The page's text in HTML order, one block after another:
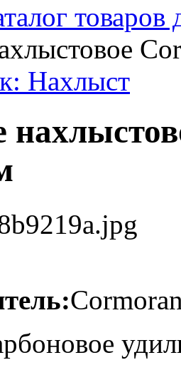
Нахлыст